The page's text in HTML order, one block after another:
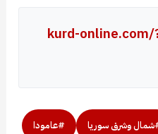
kurd-online.com/
وشرق سوريا #عامودا